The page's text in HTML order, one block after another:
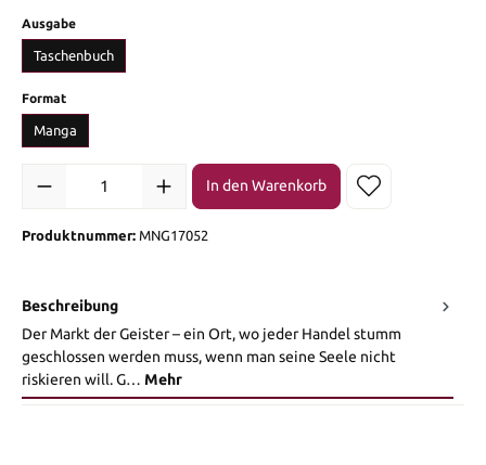
Ausgabeauswählen
Taschenbuch
Formatauswählen
Manga
Produkt Anzahl: Gib den gewünschten Wert ein oder benutze die
In den Warenkorb
Produktnummer: MNG17052
Beschreibung
Der Markt der Geister – ein Ort, wo jeder Handel stumm
geschlossen werden muss, wenn man seine Seele nicht
riskieren will. G… Mehr